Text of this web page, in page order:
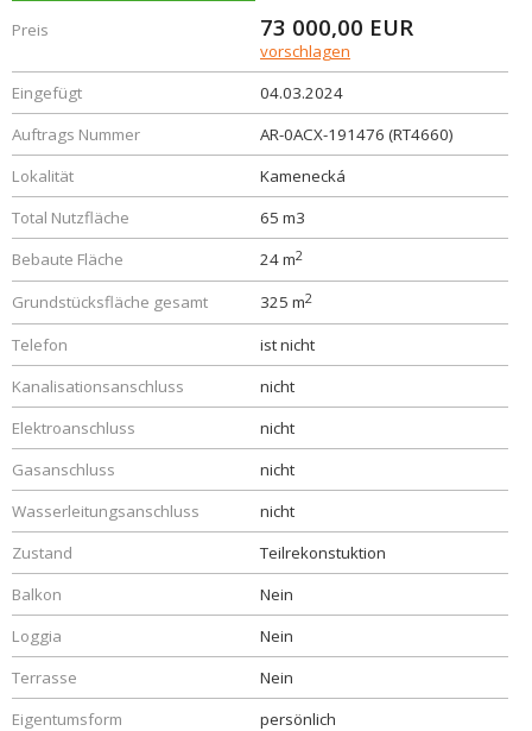
Preis 73 000,00 EUR
vorschlagen
Eingefügt
04.03.2024
Auftrags Nummer
AR-0ACX-191476 (RT4660)
Lokalität
Kamenecká
Total Nutzfläche
65 m3
Bebaute Fläche
24 m2
Grundstücksfläche gesamt 325 m2
Telefon
ist nicht
Kanalisationsanschluss
nicht
Elektroanschluss
nicht
Gasanschluss
nicht
Wasserleitungsanschluss
nicht
Zustand
Teilrekonstuktion
Balkon
Nein
Loggia
Nein
Terrasse
Nein
Eigentumsform
persönlich